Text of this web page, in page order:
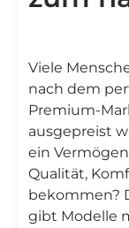
Viele
nach dem
Premium-
ausgepreist
ein
Qualität,
bekommen?
gibt Modelle